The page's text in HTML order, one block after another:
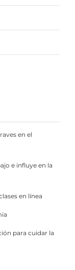
en el
e influye en la
en línea
para cuidar la